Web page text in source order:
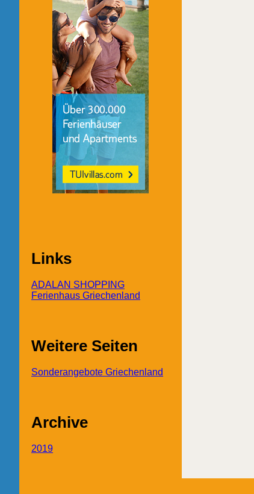
Links
ADALAN SHOPPING
Ferienhaus Griechenland
Weitere Seiten
Sonderangebote Griechenland
Archive
2019